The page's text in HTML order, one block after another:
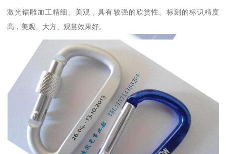
激光镭雕加工精细、美观，具有较强的欣赏性。标刻的标识精度
高，美观、大方、观赏效果好。